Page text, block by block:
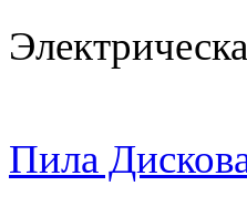
Пила